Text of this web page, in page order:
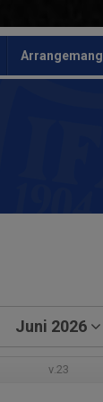
Arrangemang
Juni 2026
v.23